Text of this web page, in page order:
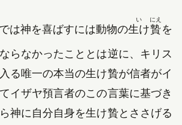
は神を喜ばすには動物の生け
い
贄
にえ
を
らなかったこととは逆に、キリス
る唯一の本当の生け贄が信者がイ
イザヤ預言者のこの言葉に基づき
神に自分自身を生け贄とささげる